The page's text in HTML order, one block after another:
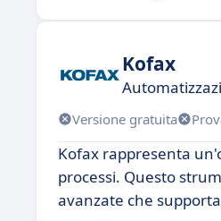
Kofax
Versione gratuita
Kofax rappresenta
processi. Questo
avanzate che